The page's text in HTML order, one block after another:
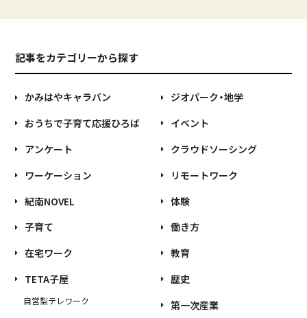
記事をカテゴリーから探す
かみはやキャラバン
おうちで子育て応援ひろば
アンケート
ワーケーション
紀南NOVEL
子育て
在宅ワーク
TETA子屋
自営型テレワーク
ジオパーク・地学
イベント
クラウドソーシング
リモートワーク
体験
働き方
教育
歴史
第一次産業